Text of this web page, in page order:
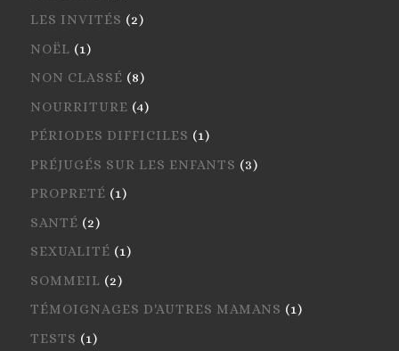
LES INVITÉS (2)
NOËL (1)
NON CLASSÉ (8)
NOURRITURE (4)
PÉRIODES DIFFICILES (1)
PRÉJUGÉS SUR LES ENFANTS (3)
PROPRETÉ (1)
SANTÉ (2)
SEXUALITÉ (1)
SOMMEIL (2)
TÉMOIGNAGES D'AUTRES MAMANS (1)
TESTS (1)